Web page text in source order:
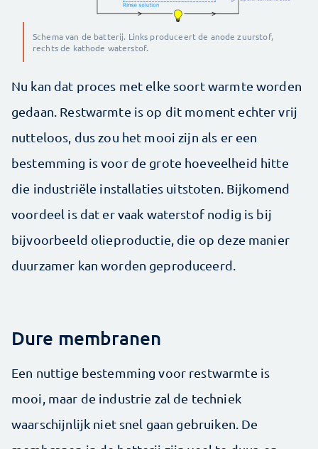
Schema van de batterij. Links produceert de anode zuurstof,
rechts de kathode waterstof.
Nu kan dat proces met elke soort warmte worden
gedaan. Restwarmte is op dit moment echter vrij
nutteloos, dus zou het mooi zijn als er een
bestemming is voor de grote hoeveelheid hitte
die industriële installaties uitstoten. Bijkomend
voordeel is dat er vaak waterstof nodig is bij
bijvoorbeeld olieproductie, die op deze manier
duurzamer kan worden geproduceerd.
Dure membranen
Een nuttige bestemming voor restwarmte is
mooi, maar de industrie zal de techniek
waarschijnlijk niet snel gaan gebruiken. De